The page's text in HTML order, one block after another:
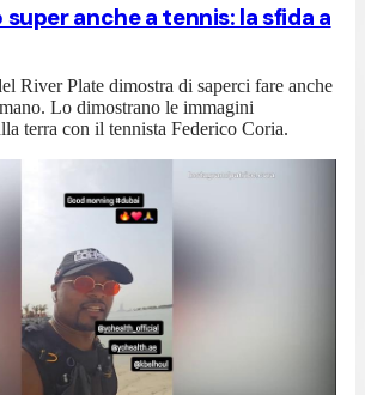
anche a tennis: la sfida a
River Plate dimostra di saperci fare anche
Lo dimostrano le immagini
terra con il tennista Federico Coria.